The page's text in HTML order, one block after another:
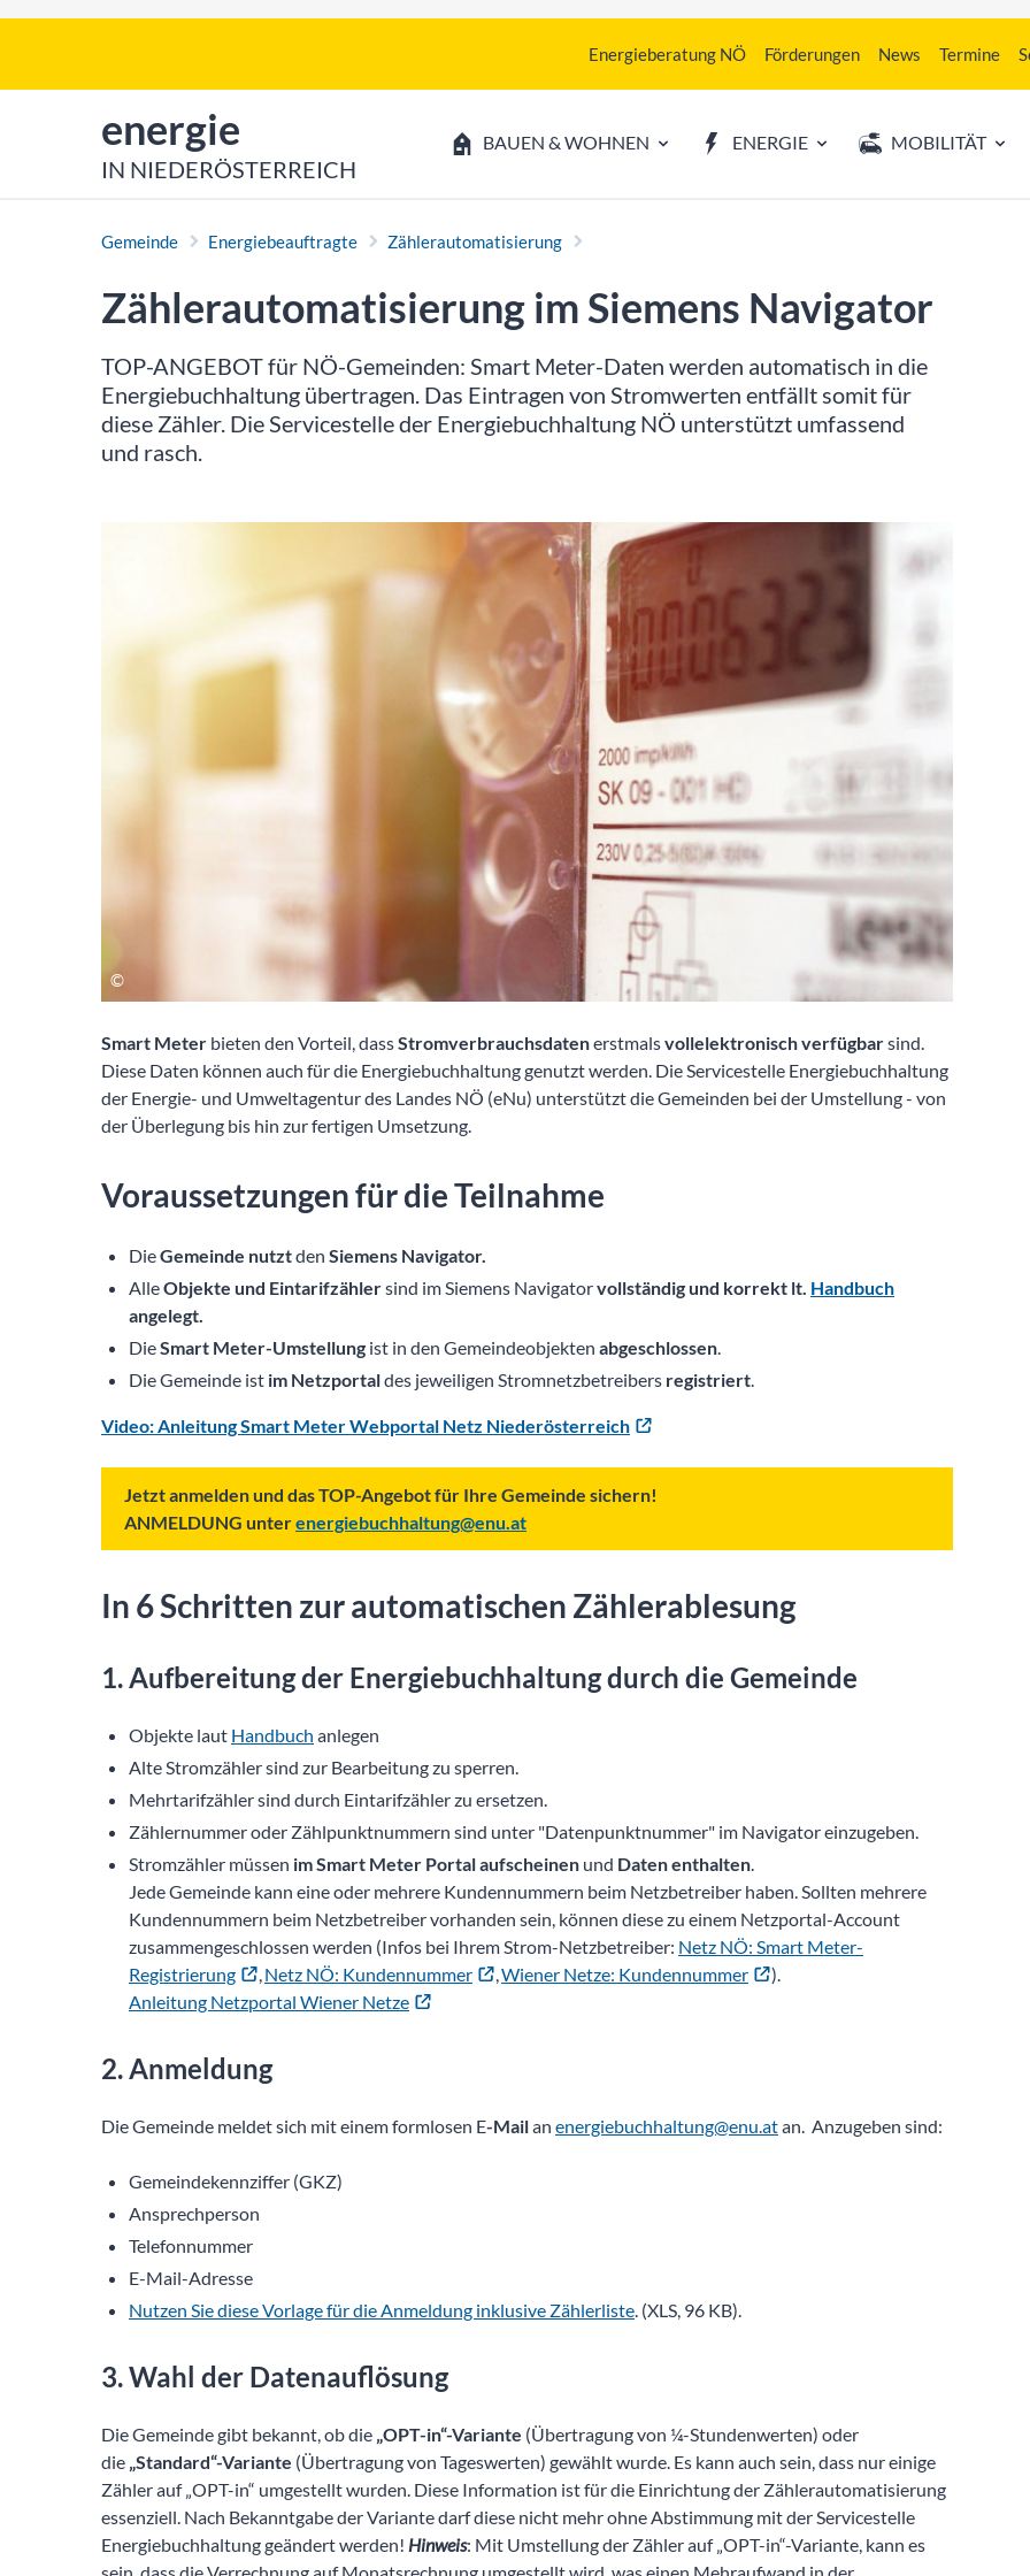
zur Startseite von
energie
IN NIEDERÖSTERREICH
Gemeinde Energiebeauftragte Zählerautomatisierung
Zählerautomatisierung im Siemens Navigator
TOP-ANGEBOT für NÖ-Gemeinden: Smart Meter-Daten werden automatisch in die
Energiebuchhaltung übertragen. Das Eintragen von Stromwerten entfällt somit für
diese Zähler. Die Servicestelle der Energiebuchhaltung NÖ unterstützt umfassend
und rasch.
Smart Meter bieten den Vorteil, dass Stromverbrauchsdaten erstmals vollelektronisch verfügbar
sind.
Diese Daten können auch für die Energiebuchhaltung genutzt werden. Die Servicestelle Energiebuchhaltung
der Energie- und Umweltagentur des Landes NÖ (eNu) unterstützt die Gemeinden bei der Umstellung - von
der Überlegung bis hin zur fertigen Umsetzung.
Voraussetzungen für die Teilnahme
Die Gemeinde nutzt den
Siemens Navigator.
Alle
Objekte und Eintarifzähler sind im Siemens Navigator vollständig und korrekt lt. Handbuch
angelegt.
Die
Smart Meter-Umstellung ist in den Gemeindeobjekten abgeschlossen
Die Gemeinde ist im Netzportal des jeweiligen Stromnetzbetreibers registriert
Video: Anleitung Smart Meter Webportal Netz Niederösterreich
Jetzt anmelden und das TOP-Angebot für Ihre Gemeinde sichern!
ANMELDUNG unter
energiebuchhaltung@enu.at
In 6 Schritten zur automatischen Zählerablesung
1. Aufbereitung der Energiebuchhaltung durch die Gemeinde
Objekte laut Handbuch
anlegen
Alte Stromzähler sind zur Bearbeitung zu sperren.
Mehrtarifzähler sind durch Eintarifzähler zu ersetzen.
Zählernummer oder Zählpunktnummern sind unter "Datenpunktnummer" im Navigator einzugeben.
Stromzähler müssen im Smart Meter Portal aufscheinen und Daten enthalten
Jede Gemeinde kann eine oder mehrere Kundennummern beim Netzbetreiber haben. Sollten mehrere
Kundennummern beim Netzbetreiber vorhanden sein, können diese zu einem Netzportal-Account
zusammengeschlossen werden (Infos bei Ihrem Strom-Netzbetreiber: Netz NÖ: Smart Meter-
Registrierung
Netz NÖ: Kundennummer Wiener Netze: Kundennummer
).
Anleitung Netzportal Wiener Netze
2. Anmeldung
Die Gemeinde meldet sich mit einem formlosen E -Mail energiebuchhaltung@enu.at an. Anzugeben sind:
Gemeindekennziffer (GKZ)
Ansprechperson
Telefonnummer
E-Mail-Adresse
Nutzen Sie diese Vorlage für die Anmeldung inklusive Zählerliste
. (XLS, 96 KB).
3. Wahl der Datenauflösung
Die Gemeinde gibt bekannt, ob die „OPT-in“-Variante
(Übertragung von ¼-Stundenwerten) oder
die
„Standard“-Variante
(Übertragung von Tageswerten) gewählt wurde. Es kann auch sein, dass nur einige
Zähler auf „OPT-in“ umgestellt wurden. Diese Information ist für die Einrichtung der Zählerautomatisierung
essenziell. Nach Bekanntgabe der Variante darf diese nicht mehr ohne Abstimmung mit der Servicestelle
Energiebuchhaltung geändert werden! Hinweis
: Mit Umstellung der Zähler auf „OPT-in“-Variante, kann es
sein, dass die Verrechnung auf Monatsrechnung umgestellt wird, was einen Mehraufwand in der